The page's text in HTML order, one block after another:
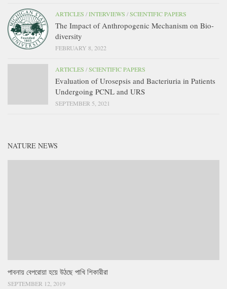
ARTICLES /INTERVIEWS /SCIENTIFIC PAPERS
The Impact of Anthropogenic Mechanism on Bio-
diversity
FEBRUARY 8, 2022
ARTICLES /SCIENTIFIC PAPERS
Evaluation of Urosepsis and Bacteriuria in Patients
Undergoing PCNL and URS
SEPTEMBER 5, 2021
NATURE NEWS
পাবনায় বেপরোয়া হয়ে উঠছে পাখি শিকারীরা
SEPTEMBER 12, 2019